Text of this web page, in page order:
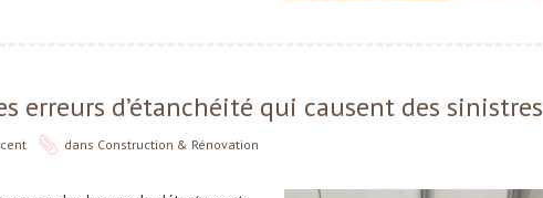
erreurs d’étanchéité qui causent des sinistres
dans Construction & Rénovation